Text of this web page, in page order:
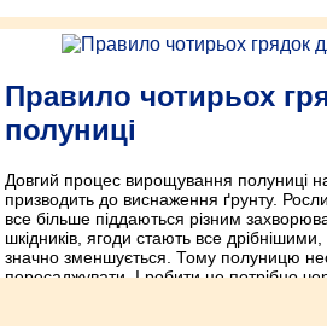
Правило чотирьох
полуниці
Довгий процес вирощування полуниці
призводить до виснаження ґрунту.
все більше піддаються різним
шкідників, ягоди стають все
значно зменшується. Тому полуницю
пересаджувати. І робити це потрібно